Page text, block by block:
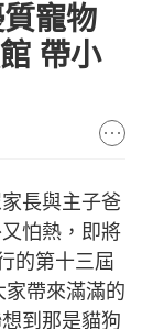
寵物
帶小
長與主子爸
怕熱，即將
的第十三屆
家帶來滿滿的
到那是貓狗